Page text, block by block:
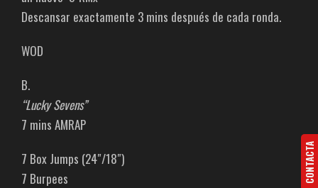
Descansar exactamente 3 mins después de cada ronda.
WOD
B.
“Lucky Sevens”
7 mins AMRAP
7 Box Jumps (24″/18″)
7 Burpees
CONTACTA